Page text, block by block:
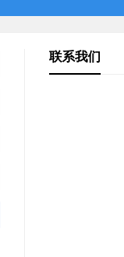
联系我们